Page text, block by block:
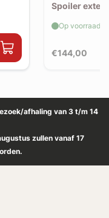
Spoiler
€144,00
Op voorraad
afhaling van 3 t/m 14
zullen vanaf 17